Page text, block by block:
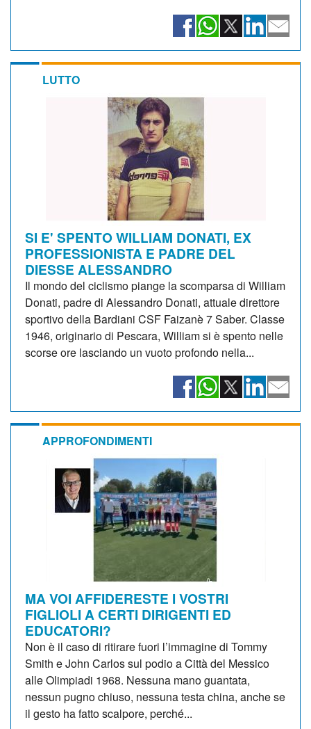
LUTTO
SI E' SPENTO WILLIAM DONATI, EX
PROFESSIONISTA E PADRE DEL
DIESSE ALESSANDRO
Il mondo del ciclismo piange la scomparsa di William
Donati, padre di Alessandro Donati, attuale direttore
sportivo della Bardiani CSF Faizanè 7 Saber. Classe
1946, originario di Pescara, William si è spento nelle
scorse ore lasciando un vuoto profondo nella...
APPROFONDIMENTI
MA VOI AFFIDERESTE I VOSTRI
FIGLIOLI A CERTI DIRIGENTI ED
EDUCATORI?
Non è il caso di ritirare fuori l’immagine di Tommy
Smith e John Carlos sul podio a Città del Messico
alle Olimpiadi 1968. Nessuna mano guantata,
nessun pugno chiuso, nessuna testa china, anche se
il gesto ha fatto scalpore, perché...